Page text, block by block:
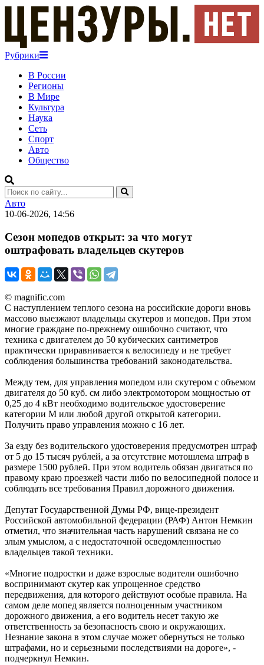
Рубрики
В России
Регионы
В Мире
Культура
Наука
Сеть
Спорт
Авто
Общество
Авто
10-06-2026, 14:56
Сезон мопедов открыт: за что могут
оштрафовать владельцев скутеров
© magnific.com
С наступлением теплого сезона на российские дороги вновь
массово выезжают владельцы скутеров и мопедов. При этом
многие граждане по-прежнему ошибочно считают, что
техника с двигателем до 50 кубических сантиметров
практически приравнивается к велосипеду и не требует
соблюдения большинства требований законодательства.
Между тем, для управления мопедом или скутером с объемом
двигателя до 50 куб. см либо электромотором мощностью от
0,25 до 4 кВт необходимо водительское удостоверение
категории М или любой другой открытой категории.
Получить право управления можно с 16 лет.
За езду без водительского удостоверения предусмотрен штраф
от 5 до 15 тысяч рублей, а за отсутствие мотошлема штраф в
размере 1500 рублей. При этом водитель обязан двигаться по
правому краю проезжей части либо по велосипедной полосе и
соблюдать все требования Правил дорожного движения.
Депутат Государственной Думы РФ, вице-президент
Российской автомобильной федерации (РАФ) Антон Немкин
отметил, что значительная часть нарушений связана не со
злым умыслом, а с недостаточной осведомленностью
владельцев такой техники.
«Многие подростки и даже взрослые водители ошибочно
воспринимают скутер как упрощенное средство
передвижения, для которого действуют особые правила. На
самом деле мопед является полноценным участником
дорожного движения, а его водитель несет такую же
ответственность за безопасность свою и окружающих.
Незнание закона в этом случае может обернуться не только
штрафами, но и серьезными последствиями на дороге», -
подчеркнул Немкин.